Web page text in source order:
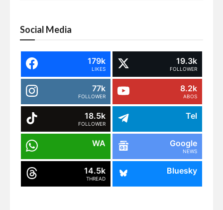
Social Media
179k
LIKES
19.3k
FOLLOWER
77k
FOLLOWER
8.2k
ABOS
18.5k
FOLLOWER
Tel
WA Google
NEWS
14.5k
THREAD
Bluesky